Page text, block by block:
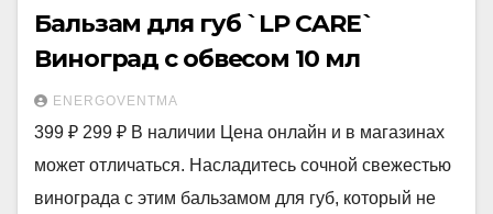
Бальзам для губ `LP CARE`
Виноград с обвесом 10 мл
ENERGOVENTMA
399 ₽ 299 ₽ В наличии Цена онлайн и в магазинах
может отличаться. Насладитесь сочной свежестью
винограда с этим бальзамом для губ, который не